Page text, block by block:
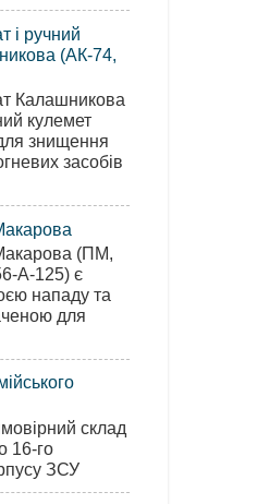
і ручний
(АК-74,
Калашникова
кулемет
знищення
засобів
(ПМ,
А-125) є
нападу та
для
склад
16-го
ЗСУ